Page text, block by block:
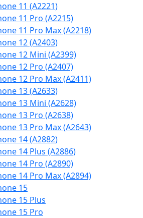
11 (A2221)
11 Pro (A2215)
11 Pro Max (A2218)
12 (A2403)
12 Mini (A2399)
12 Pro (A2407)
12 Pro Max (A2411)
13 (A2633)
13 Mini (A2628)
13 Pro (A2638)
13 Pro Max (A2643)
14 (A2882)
14 Plus (A2886)
14 Pro (A2890)
14 Pro Max (A2894)
15
15 Plus
15 Pro